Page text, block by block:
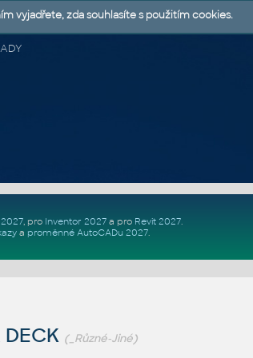
, pro Inventor 2027a pro Revit 2027.
a proměnné AutoCADu 2027.
(_Různé-Jiné)
vyjadřete, zda souhlasíte s použitím cookies.